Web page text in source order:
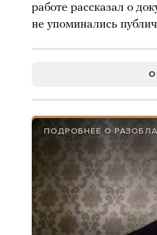
работе рассказал о
не упоминались
ПОДРОБНЕЕ О